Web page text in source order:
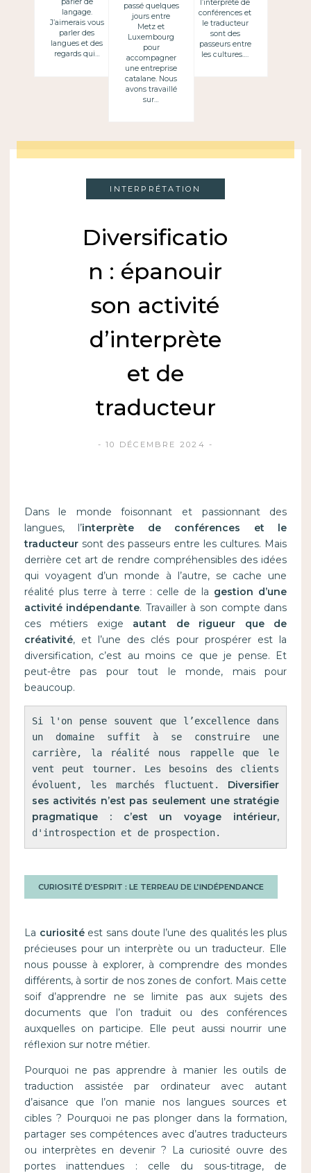
parler de
langage.
J’aimerais vous
parler des
langues et des
regards qui…
passé quelques
jours entre
Metz et
Luxembourg
pour
accompagner
une entreprise
catalane. Nous
avons travaillé
sur…
l’interprète de
conférences et
le traducteur
sont des
passeurs entre
les cultures….
INTERPRÉTATION
Diversificatio
n : épanouir
son activité
d’interprète
et de
traducteur
10 DÉCEMBRE 2024
Dans le monde foisonnant et passionnant des
langues, l’interprète de conférences et le
traducteursont des passeurs entre les cultures. Mais
derrière cet art de rendre compréhensibles des idées
qui voyagent d’un monde à l’autre, se cache une
réalité plus terre à terre : celle de la gestion d’une
activité indépendante. Travailler à son compte dans
ces métiers exige autant de rigueur que de
créativité, et l’une des clés pour prospérer est la
diversification, c’est au moins ce que je pense. Et
peut-être pas pour tout le monde, mais pour
beaucoup.
Si l'on pense souvent que l’excellence dans
un domaine suffit à se construire une
carrière, la réalité nous rappelle que le
vent peut tourner. Les besoins des clients
évoluent, les marchés fluctuent. Diversifier
ses activités n’est pas seulement une stratégie
d'introspection et de prospection.
CURIOSITÉ D’ESPRIT : LE TERREAU DE L’INDÉPENDANCE
La curiositéest sans doute l’une des qualités les plus
précieuses pour un interprète ou un traducteur. Elle
nous pousse à explorer, à comprendre des mondes
différents, à sortir de nos zones de confort. Mais cette
soif d’apprendre ne se limite pas aux sujets des
documents que l’on traduit ou des conférences
auxquelles on participe. Elle peut aussi nourrir une
réflexion sur notre métier.
Pourquoi ne pas apprendre à manier les outils de
traduction assistée par ordinateur avec autant
d’aisance que l’on manie nos langues sources et
cibles ? Pourquoi ne pas plonger dans la formation,
partager ses compétences avec d’autres traducteurs
ou interprètes en devenir ? La curiosité ouvre des
portes inattendues : celle du sous-titrage, de